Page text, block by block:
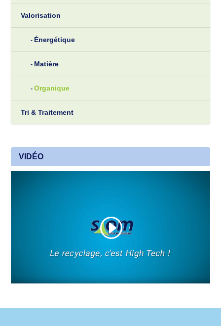
Valorisation
Énergétique
Matière
Organique
Tri & Traitement
VIDÉO